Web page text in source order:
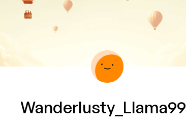
Wanderlusty_Llama99